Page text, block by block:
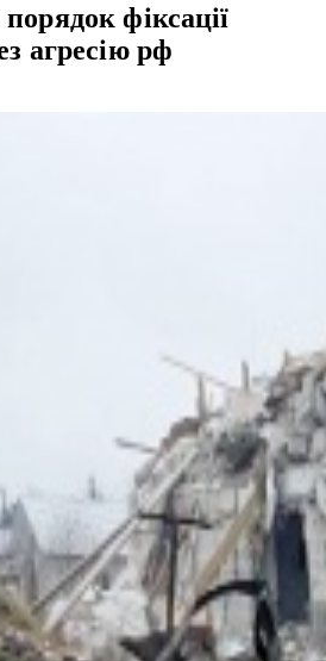
фіксації
агресію рф